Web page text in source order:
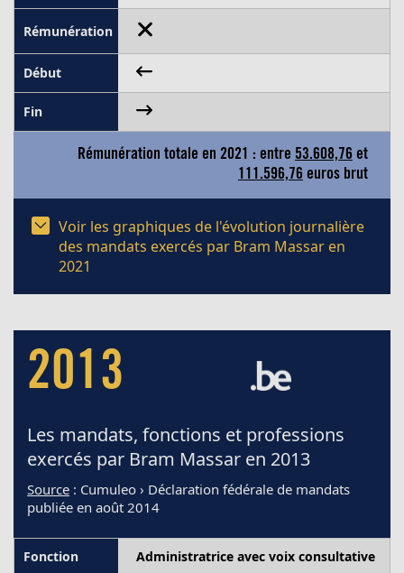
Rémunération totale en 2021 : entre 53.608,76 et
111.596,76 euros brut
Voir les graphiques de l'évolution journalière
des mandats exercés par Bram Massar en
2021
2013
Les mandats, fonctions et professions
exercés par Bram Massar en 2013
Source : Cumuleo › Déclaration fédérale de mandats
publiée en août 2014
Administratrice avec voix consultative